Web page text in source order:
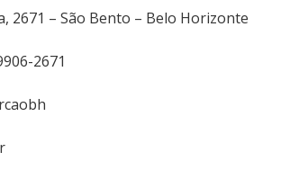
2671 – São Bento – Belo Horizonte
2671